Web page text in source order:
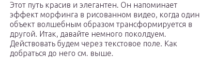
Этот путь красив и элегантен. Он напоминает
эффект морфинга в рисованном видео, когда один
объект волшебным образом трансформируется в
другой. Итак, давайте немного поколдуем.
Действовать будем через текстовое поле. Как
добраться до него см. выше.